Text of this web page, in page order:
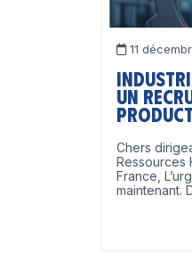
11
un
Chers
Ressources
France,
maintenant.